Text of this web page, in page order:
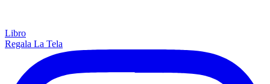
Libro
Regala La Tela